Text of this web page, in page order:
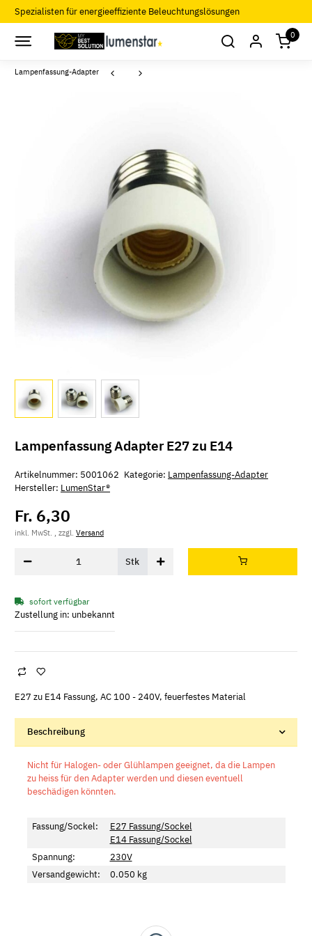
Spezialisten für energieeffiziente Beleuchtungslösungen
0
Lampenfassung-Adapter
Lampenfassung Adapter E27 zu E14
Artikelnummer: 5001062 Kategorie: Lampenfassung-Adapter
Hersteller: LumenStar®
Fr. 6,30
inkl. MwSt. , zzgl. Versand
Stk
sofort verfügbar
Zustellung in: unbekannt
E27 zu E14 Fassung, AC 100 - 240V, feuerfestes Material
Beschreibung
Nicht für Halogen- oder Glühlampen geeignet, da die Lampen
zu heiss für den Adapter werden und diesen eventuell
beschädigen könnten.
Fassung/Sockel:
E27 Fassung/Sockel
E14 Fassung/Sockel
Spannung:
230V
Versandgewicht:
0.050 kg